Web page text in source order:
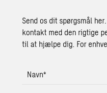
Send os dit spørgsmål
kontakt med den rigtige
til at hjælpe dig. For
Navn*